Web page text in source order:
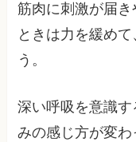
筋肉に刺激が届
ときは力を緩め
う。
深い呼吸を意識
みの感じ方が変